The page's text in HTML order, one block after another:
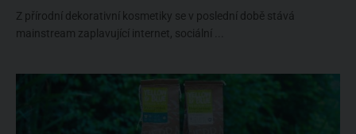
Z přírodní dekorativní kosmetiky se v poslední době stává
mainstream zaplavující internet, sociální ...